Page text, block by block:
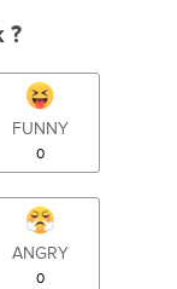
?
FUNNY
0
ANGRY
0